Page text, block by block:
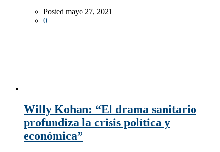
Posted mayo 27, 2021
0
Willy Kohan: “El drama sanitario
profundiza la crisis política y
económica”